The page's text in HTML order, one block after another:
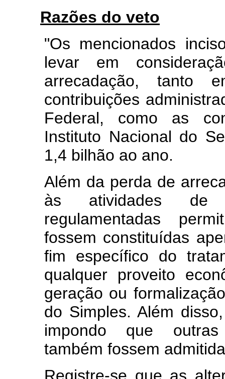
Razões do veto
"Os mencionados
levar em
arrecadação, tanto
contribuições
Federal, como as
Instituto Nacional do
1,4 bilhão ao ano.
Além da perda de
às atividades de
regulamentadas
fossem constituídas
fim específico do
qualquer proveito
geração ou
do Simples. Além
impondo que outras
também fossem
Registre-se que as